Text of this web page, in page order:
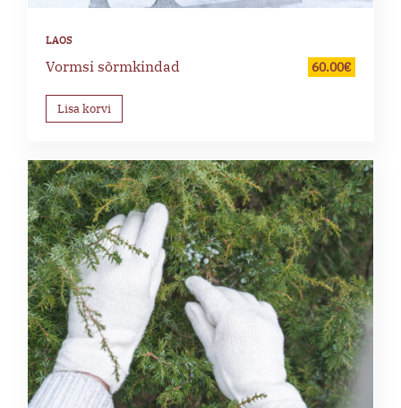
Vormsi sõrmkindad 60.00€
Lisa korvi